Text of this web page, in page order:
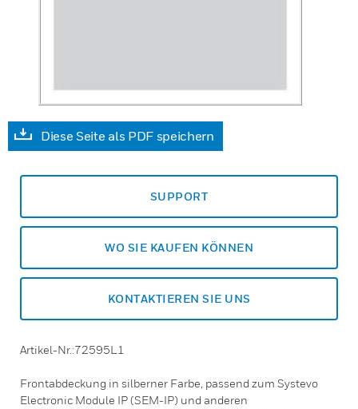
Diese Seite als PDF speichern
SUPPORT
WO SIE KAUFEN KÖNNEN
KONTAKTIEREN SIE UNS
Artikel-Nr.:72595L1
Frontabdeckung in silberner Farbe, passend zum Systevo
Electronic Module IP (SEM-IP) und anderen